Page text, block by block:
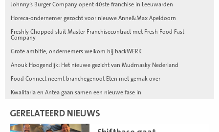
Johnny’s Burger Company opent 40ste franchise in Leeuwarden
Horeca-ondernemer gezocht voor nieuwe Anne&Max Apeldoorn
Freshly Chopped sluit Master Franchisecontract met Fresh Food Fast
Company
Grote ambitie, ondernemers welkom bij backWERK
Anouk Hoogendijk: Het nieuwe gezicht van Mudmasky Nederland
Food Connect neemt branchegenoot Eten met gemak over
Kwalitaria en Antea gaan samen een nieuwe fase in
GERELATEERD NIEUWS
Lees